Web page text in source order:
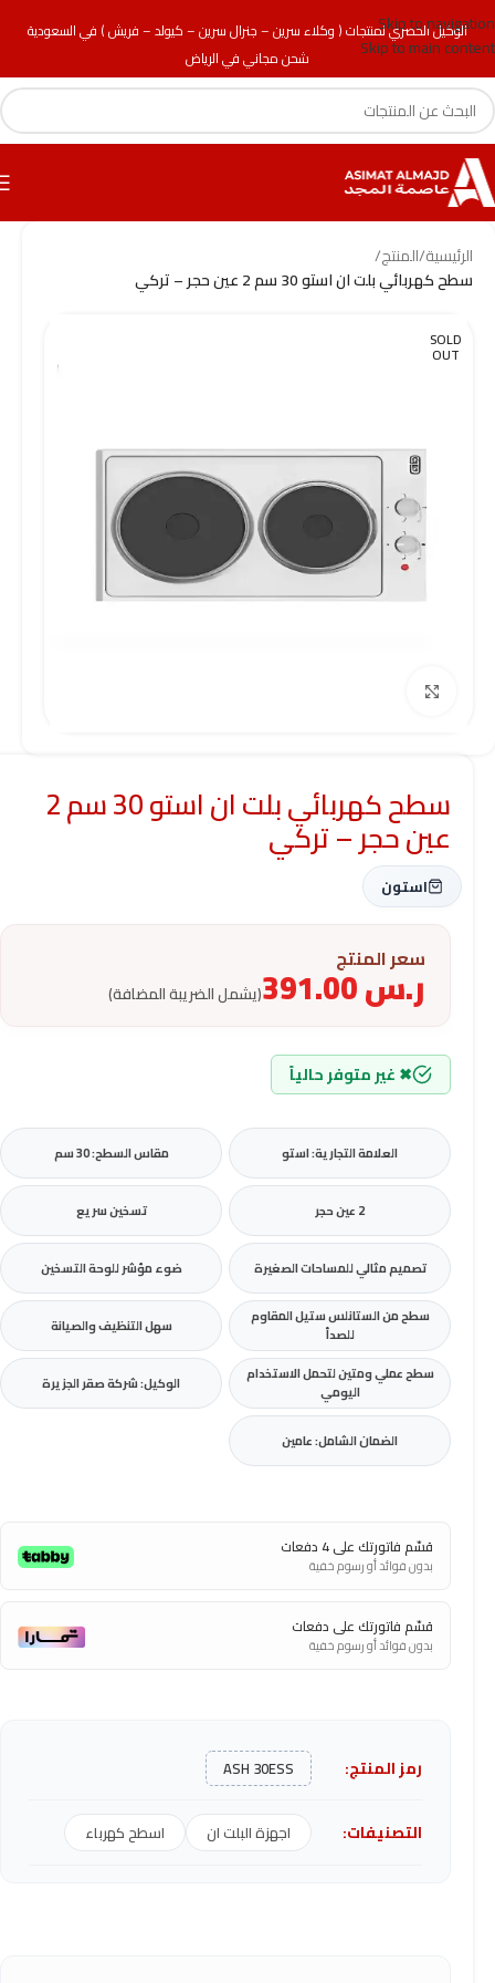
الوكيل الحصري لمنتجات ( وكلاء سرين – جنرال سرين – كيولد – فريش ) في السعودية
شحن مجاني في الرياض
Skip to navigation
Skip to main content
الرئيسية/المنتج/
سطح كهربائي بلت ان استو 30 سم 2 عين حجر – تركي
SOLD
OUT
سطح كهربائي بلت ان استو 30 سم 2
عين حجر – تركي
استون
سعر المنتج
ر.س (يشمل الضريبة المضافة)
✖ غير متوفر حالياً
العلامة التجارية: استو مقاس السطح: 30 سم
2 عين حجر تسخين سريع
تصميم مثالي للمساحات الصغيرة ضوء مؤشر للوحة التسخين
سطح من الستانلس ستيل المقاوم
للصدأ
سهل التنظيف والصيانة
سطح عملي ومتين لتحمل الاستخدام
اليومي
الوكيل: شركة صقر الجزيرة
الضمان الشامل: عامين
قسّم فاتورتك على 4 دفعات
بدون فوائد أو رسوم خفية
قسّم فاتورتك على دفعات
بدون فوائد أو رسوم خفية
رمز المنتج: ASH 30ESS
التصنيفات: اجهزة البلت ان اسطح كهرباء